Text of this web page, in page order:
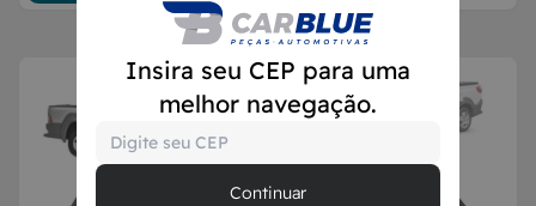
Insira seu CEP para uma
melhor navegação.
Continuar